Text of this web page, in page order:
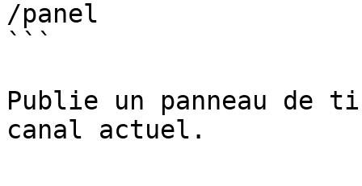
/panel
```
Publie un panneau de
canal actuel.